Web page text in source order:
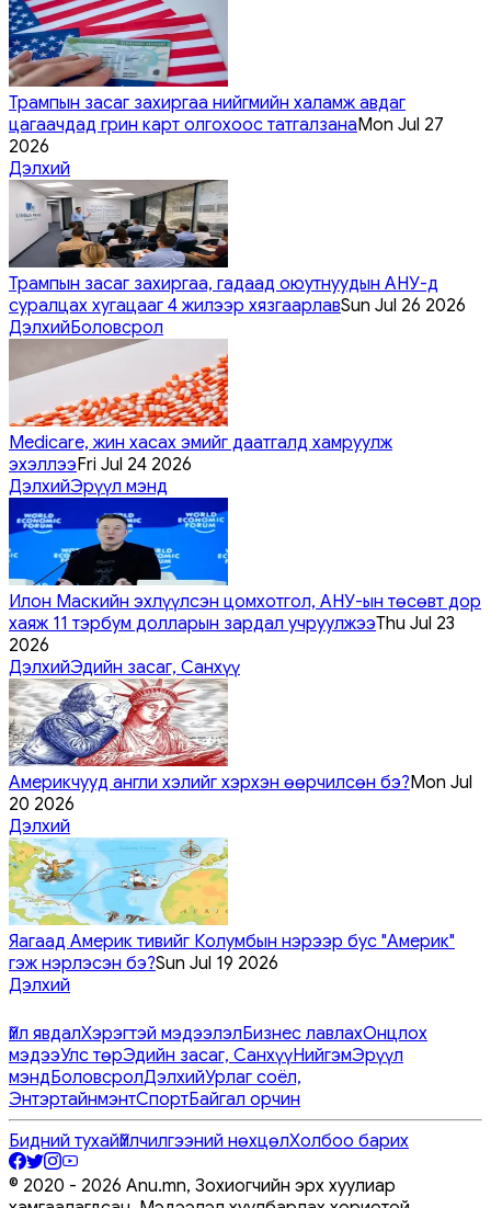
Трампын засаг захиргаа нийгмийн халамж авдаг
цагаачдад грин карт олгохоос татгалзанаMon Jul 27
2026
Дэлхий
Трампын засаг захиргаа, гадаад оюутнуудын АНУ-д
суралцах хугацааг 4 жилээр хязгаарлавSun Jul 26 2026
ДэлхийБоловсрол
Medicare, жин хасах эмийг даатгалд хамруулж
эхэллээFri Jul 24 2026
ДэлхийЭрүүл мэнд
Илон Маскийн эхлүүлсэн цомхотгол, АНУ-ын төсөвт дор
хаяж 11 тэрбум долларын зардал учруулжээThu Jul 23
2026
ДэлхийЭдийн засаг, Санхүү
Америкчууд англи хэлийг хэрхэн өөрчилсөн бэ?Mon Jul
20 2026
Дэлхий
Яагаад Америк тивийг Колумбын нэрээр бус "Америк"
гэж нэрлэсэн бэ?Sun Jul 19 2026
Дэлхий
Үйл явдалХэрэгтэй мэдээлэлБизнес лавлахОнцлох
мэдээУлс төрЭдийн засаг, СанхүүНийгэмЭрүүл
мэндБоловсролДэлхийУрлаг соёл,
ЭнтэртайнмэнтСпортБайгал орчин
Бидний тухайҮйлчилгээний нөхцөлХолбоо барих
© 2020 - 2026 Anu.mn, Зохиогчийн эрх хуулиар